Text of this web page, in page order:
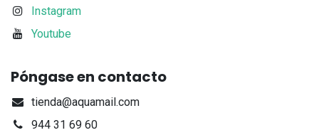
Instagram
Youtube
Póngase en contacto
tienda@aquamail.com
944 31 69 60